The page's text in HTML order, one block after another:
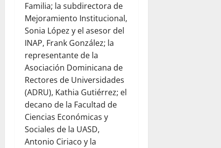
Familia; la subdirectora de
Mejoramiento Institucional,
Sonia López y el asesor del
INAP, Frank González; la
representante de la
Asociación Dominicana de
Rectores de Universidades
(ADRU), Kathia Gutiérrez; el
decano de la Facultad de
Ciencias Económicas y
Sociales de la UASD,
Antonio Ciriaco y la